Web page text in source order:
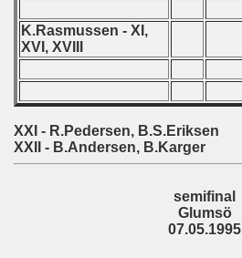
K.Rasmussen - XI,
XVI, XVIII
XXI - R.Pedersen, B.S.Eriksen
XXII - B.Andersen, B.Karger
semifinal
Glumsö
07.05.1995
- 1991
- 1992
- 1994